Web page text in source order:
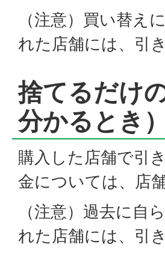
（注意）買い替え
れた店舗には、引
捨てるだけ
分かるとき）
購入した店舗で引
金については、店
（注意）過去に自
れた店舗には、引